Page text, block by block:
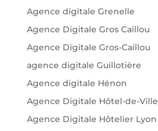
Agence digitale Grenelle
Agence Digitale Gros Caillou
Agence Digitale Gros-Caillou
agence digitale Guillotière
Agence digitale Hénon
Agence Digitale Hôtel-de-Ville
Agence Digitale Hôtelier Lyon